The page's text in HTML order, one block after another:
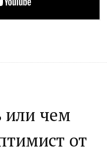
или чем
от